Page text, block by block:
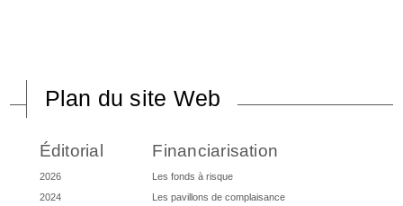
Plan du site Web
Éditorial
2026
2024
Financiarisation
Les fonds à risque
Les pavillons de complaisance